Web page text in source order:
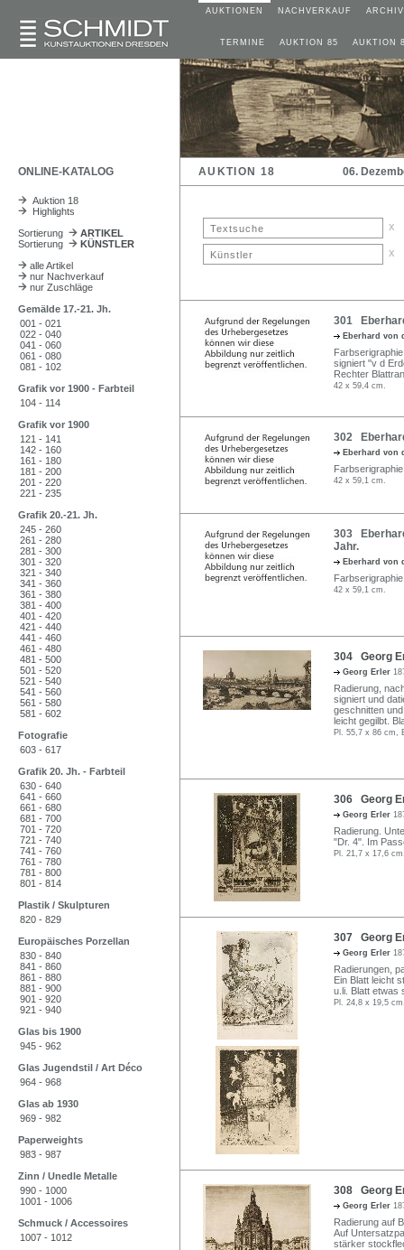
AUKTIONEN NACHVERKAUF ARCHIV
TERMINE AUKTION 85 AUKTION
ONLINE-KATALOG AUKTION 18 06.
Auktion 18
Highlights
Sortierung
ARTIKEL
Sortierung
KÜNSTLER
alle Artikel
nur Nachverkauf
nur Zuschläge
Gemälde 17.-21. Jh.
001 - 021
022 - 040
041 - 060
061 - 080
081 - 102
Grafik vor 1900 - Farbteil
104 - 114
Grafik vor 1900
121 - 141
142 - 160
161 - 180
181 - 200
201 - 220
221 - 235
Grafik 20.-21. Jh.
245 - 260
261 - 280
281 - 300
301 - 320
321 - 340
341 - 360
361 - 380
381 - 400
401 - 420
421 - 440
441 - 460
461 - 480
481 - 500
501 - 520
521 - 540
541 - 560
561 - 580
581 - 602
Fotografie
603 - 617
Grafik 20. Jh. - Farbteil
630 - 640
641 - 660
661 - 680
681 - 700
701 - 720
721 - 740
741 - 760
761 - 780
781 - 800
801 - 814
Plastik / Skulpturen
820 - 829
Europäisches Porzellan
830 - 840
841 - 860
861 - 880
881 - 900
901 - 920
921 - 940
Glas bis 1900
945 - 962
Glas Jugendstil / Art Déco
964 - 968
Glas ab 1930
969 - 982
Paperweights
983 - 987
Zinn / Unedle Metalle
990 - 1000
1001 - 1006
Schmuck / Accessoires
1007 - 1012
x
x
301
Eberhard von
signiert "v d
Rechter
42 x 59,4 cm.
302
Eberhard von
42 x 59,1 cm.
303
Jahr.
Eberhard von
42 x 59,1 cm.
304 Georg
Georg Erler
Radierung,
signiert und
geschnitten
leicht gegilbt.
Pl. 55,7 x 86 cm,
306 Georg
Georg Erler
Radierung.
"Dr. 4". Im
Pl. 21,7 x 17,6
307 Georg
Georg Erler
Radierungen,
Ein Blatt leicht
u.li. Blatt etwas
Pl. 24,8 x 19,5
308 Georg
Georg Erler
Radierung auf
Auf
stärker